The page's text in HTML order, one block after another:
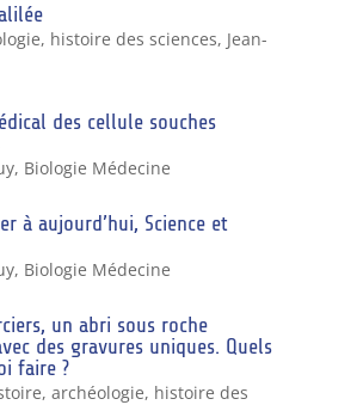
histoire des sciences, Jean-
des cellule souches
, Biologie Médecine
à aujourd’hui, Science et
, Biologie Médecine
un abri sous roche
des gravures uniques. Quels
faire ?
archéologie, histoire des